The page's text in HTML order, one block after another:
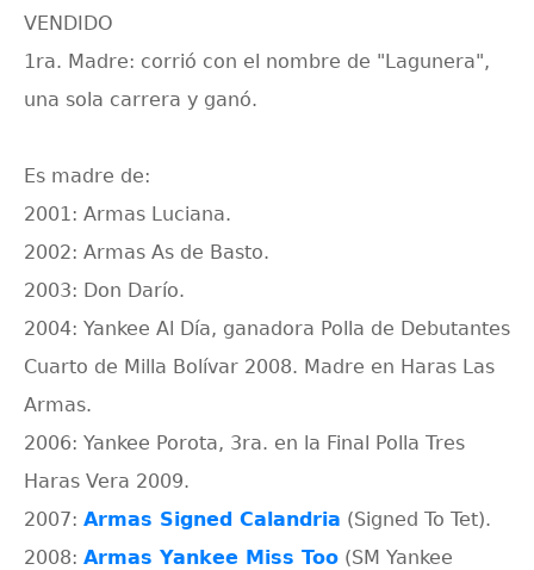
VENDIDO
1ra. Madre: corrió con el nombre de "Lagunera",
una sola carrera y ganó.
Es madre de:
2001: Armas Luciana.
2002: Armas As de Basto.
2003: Don Darío.
2004: Yankee Al Día, ganadora Polla de Debutantes
Cuarto de Milla Bolívar 2008. Madre en Haras Las
Armas.
2006: Yankee Porota, 3ra. en la Final Polla Tres
Haras Vera 2009.
2007: Armas Signed Calandria (Signed To Tet).
2008: Armas Yankee Miss Too (SM Yankee